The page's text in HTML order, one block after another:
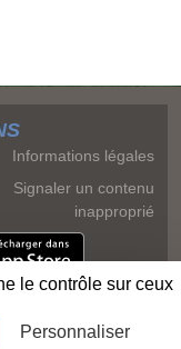
Informations légales
Signaler un contenu
inapproprié
Connexion
le contrôle sur ceux
Personnaliser